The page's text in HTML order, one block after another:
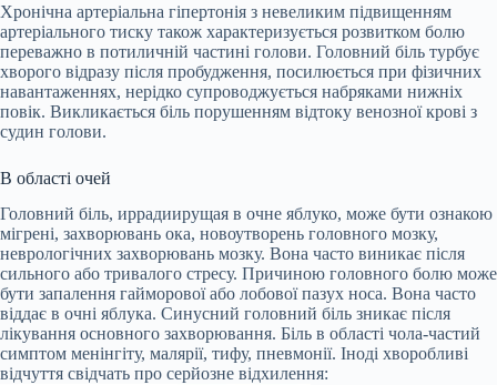
Хронічна артеріальна гіпертонія з невеликим підвищенням
артеріального тиску також характеризується розвитком болю
переважно в потиличній частині голови. Головний біль турбує
хворого відразу після пробудження, посилюється при фізичних
навантаженнях, нерідко супроводжується набряками нижніх
повік. Викликається біль порушенням відтоку венозної крові з
судин голови.
В області очей
Головний біль, иррадиирущая в очне яблуко, може бути ознакою
мігрені, захворювань ока, новоутворень головного мозку,
неврологічних захворювань мозку. Вона часто виникає після
сильного або тривалого стресу. Причиною головного болю може
бути запалення гайморової або лобової пазух носа. Вона часто
віддає в очні яблука. Синусний головний біль зникає після
лікування основного захворювання. Біль в області чола-частий
симптом менінгіту, малярії, тифу, пневмонії. Іноді хворобливі
відчуття свідчать про серйозне відхилення: